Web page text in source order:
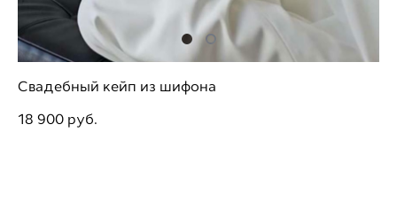
Свадебный кейп из шифона
18 900 pуб.